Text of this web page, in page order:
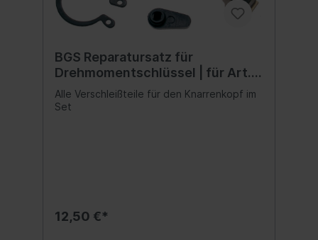
BGS Reparatursatz für
Drehmomentschlüssel | für Art.
2800
Alle Verschleißteile für den Knarrenkopf im
Set
12,50 €*